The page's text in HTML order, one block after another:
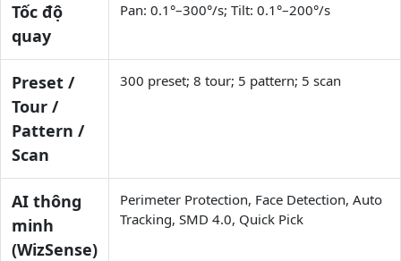
Tốc độ
quay
Pan: 0.1°–300°/s; Tilt: 0.1°–200°/s
Preset /
Tour /
Pattern /
Scan
300 preset; 8 tour; 5 pattern; 5 scan
AI thông
minh
(WizSense)
Perimeter Protection, Face Detection, Auto
Tracking, SMD 4.0, Quick Pick